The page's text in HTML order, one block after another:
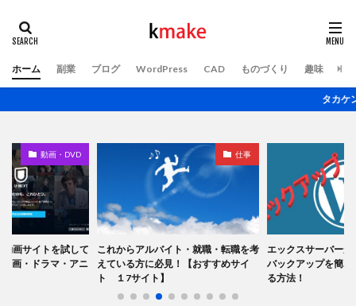
ホーム 副業 ブログ WordPress CAD ものづくり 趣味 ト
タカケンのブロ
動画・DVD
画サイトを試して
画・ドラマ・アニ
仕事
これからアルバイト・就職・転職を考
えている方に必見！【おすすめサイ
ト １7サイト】
エックスサーバー
バックアップを簡
る方法！